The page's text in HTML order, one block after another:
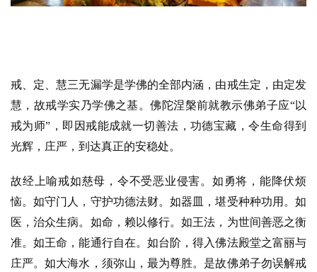
戒、定、慧三无漏学是学佛的全部内涵，由戒生定，由定发
慧，故戒学实乃学佛之基。佛陀涅槃前就教示佛弟子应“以
戒为师”，即因戒能成就一切善法，功德宝藏，令生命得到
光辉，庄严，到达真正的安稳处。
故经上喻戒如慈母，令不受恶业侵害。如勇将，能降伏烦
恼。如守门人，守护功德法财。如器皿，堪受种种功用。如
医，治众生病。如命，赖以修行。如王法，为世间善恶之衡
准。如王命，能通行自在。如台阶，得入佛法殿堂之富丽与
庄严。如大海水，须弥山，最为尊胜。是故佛弟子勿误解戒